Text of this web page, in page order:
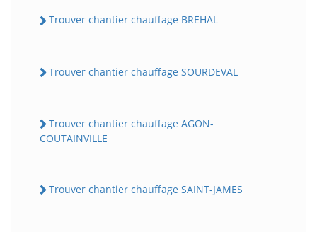
Trouver chantier chauffage BREHAL
Trouver chantier chauffage SOURDEVAL
Trouver chantier chauffage AGON-
COUTAINVILLE
Trouver chantier chauffage SAINT-JAMES